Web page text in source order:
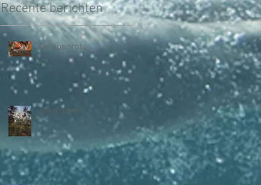
Recente berichten
De apenrots
Verbindend...